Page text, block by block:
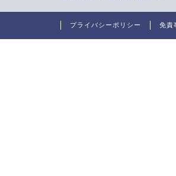
プライバシーポリシー 免責